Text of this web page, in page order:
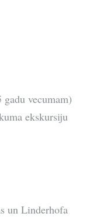
vecumam)
ekskursiju
cenas):
un Linderhofa